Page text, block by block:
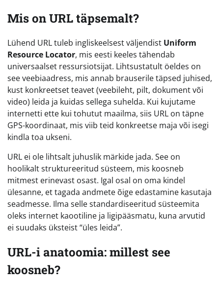
Mis on URL täpsemalt?
Lühend URL tuleb ingliskeelsest väljendist Uniform
Resource Locator, mis eesti keeles tähendab
universaalset ressursiotsijat. Lihtsustatult öeldes on
see veebiaadress, mis annab brauserile täpsed juhised,
kust konkreetset teavet (veebileht, pilt, dokument või
video) leida ja kuidas sellega suhelda. Kui kujutame
internetti ette kui tohutut maailma, siis URL on täpne
GPS-koordinaat, mis viib teid konkreetse maja või isegi
kindla toa ukseni.
URL ei ole lihtsalt juhuslik märkide jada. See on
hoolikalt struktureeritud süsteem, mis koosneb
mitmest erinevast osast. Igal osal on oma kindel
ülesanne, et tagada andmete õige edastamine kasutaja
seadmesse. Ilma selle standardiseeritud süsteemita
oleks internet kaootiline ja ligipääsmatu, kuna arvutid
ei suudaks üksteist “üles leida”.
URL-i anatoomia: millest see
koosneb?